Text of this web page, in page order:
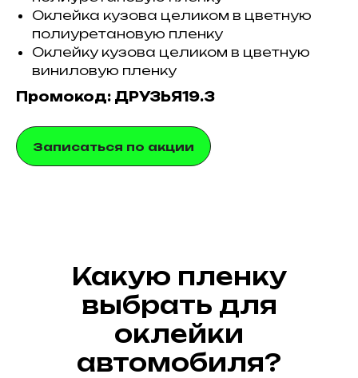
Оклейка кузова целиком в цветную
полиуретановую пленку
Оклейку кузова целиком в цветную
виниловую пленку
Промокод: ДРУЗЬЯ19.3
Записаться по акции
Какую пленку
выбрать для
оклейки
автомобиля?